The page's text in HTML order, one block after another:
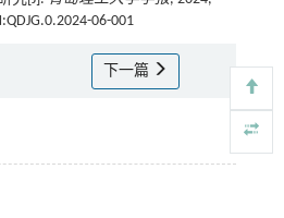
06-001
下一篇